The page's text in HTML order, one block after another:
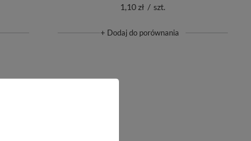
1,10 zł / szt.
+ Dodaj do porównania